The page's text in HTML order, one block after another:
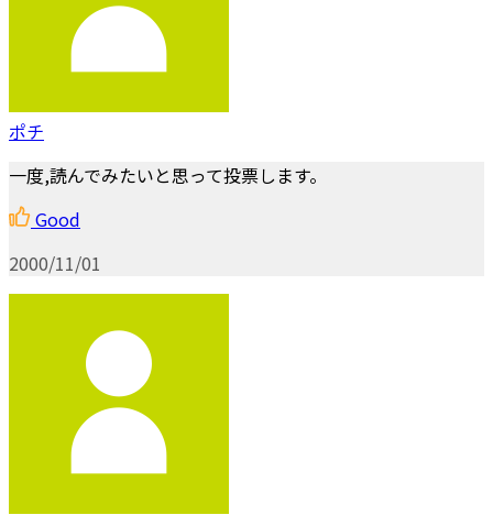
ポチ
一度,読んでみたいと思って投票します。
Good
2000/11/01